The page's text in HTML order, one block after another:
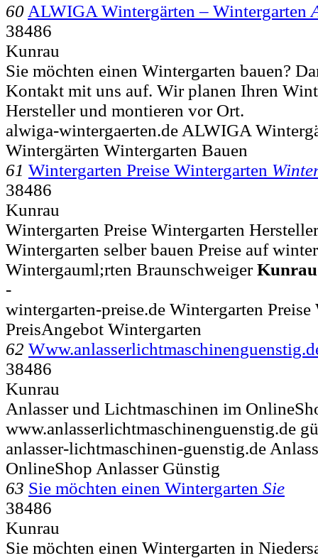
60 ALWIGA Wintergärten – Wintergarten
38486
Kunrau
Sie möchten einen Wintergarten bauen?
Kontakt mit uns auf. Wir planen Ihren
Hersteller und montieren vor Ort.
alwiga-wintergaerten.de ALWIGA
Wintergärten Wintergarten Bauen
61 Wintergarten Preise Wintergarten
38486
Kunrau
Wintergarten Preise Wintergarten
Wintergarten selber bauen Preise auf
Wintergauml;rten BraunschweigerKunrau
-
wintergarten-preise.de Wintergarten
PreisAngebot Wintergarten
62
38486
Kunrau
Anlasser und Lichtmaschinen im
www.anlasserlichtmaschinenguenstig.de
anlasser-lichtmaschinen-guenstig.de
OnlineShop Anlasser Günstig
63 Sie möchten einen Wintergarten Sie
38486
Kunrau
Sie möchten einen Wintergarten in